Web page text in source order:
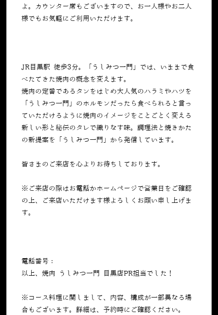
よ。カウンター席もございますので、お一人様やお二人
様でもお気軽にご利用いただけます。
JR目黒駅 徒歩3分。「うしみつ一門」では、いままで食
べたてきた焼肉の概念を変えます。
焼肉の定番であるタンをはじめ大人気のハラミやハツを
「うしみつ一門」のホルモンだったら食べられると言っ
ていただけるように焼肉のイメージをことごとく変える
新しい形と秘伝のタレで織りなす味。調理法と焼きかた
の新提案を「うしみつ一門」から発信しています。
皆さまのご来店を心よりお待ちしております。
※ご来店の際はお電話かホームページで営業日をご確認
の上、ご来店いただけます様よろしくお願い申し上げま
す。
電話番号：
以上、焼肉 うしみつ一門 目黒店PR担当でした！
※コース料理に関しまして、内容、構成が一部異なる場
合もございます。詳細は、予約時にご確認ください。